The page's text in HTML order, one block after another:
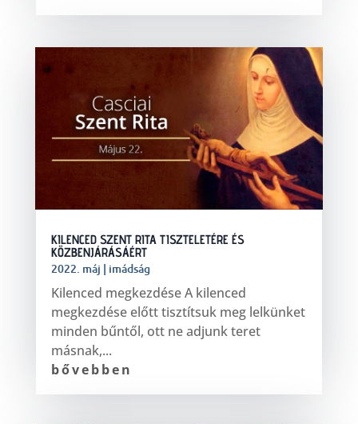
KILENCED SZENT RITA TISZTELETÉRE ÉS
KÖZBENJÁRÁSÁÉRT
2022. máj | imádság
Kilenced megkezdése A kilenced
megkezdése előtt tisztítsuk meg lelkünket
minden bűntől, ott ne adjunk teret
másnak,...
bővebben